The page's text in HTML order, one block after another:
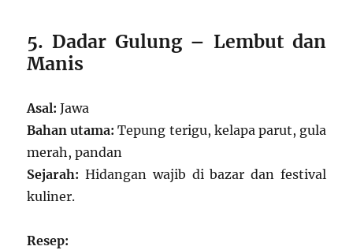
5. Dadar Gulung – Lembut dan
Manis
Asal: Jawa
Bahan utama: Tepung terigu, kelapa parut, gula
merah, pandan
Sejarah: Hidangan wajib di bazar dan festival
kuliner.
Resep: